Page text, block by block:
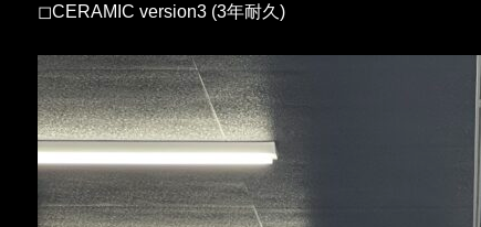
◻︎CERAMIC version3 (3年耐久)